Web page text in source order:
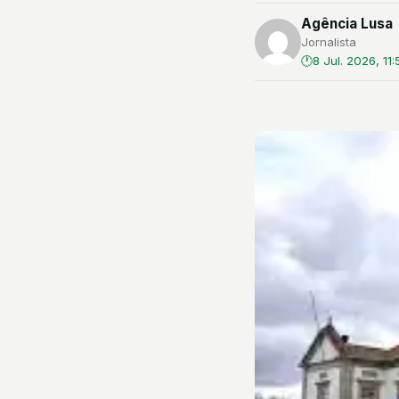
Agência Lusa
Jornalista
8 Jul. 2026,